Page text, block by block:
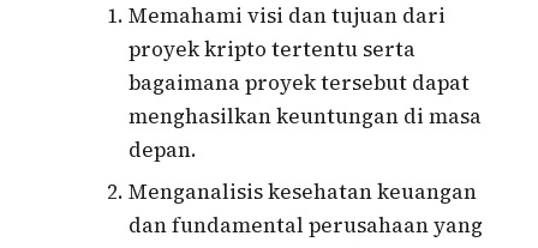
Memahami visi dan tujuan dari
proyek kripto tertentu serta
bagaimana proyek tersebut dapat
menghasilkan keuntungan di masa
depan.
Menganalisis kesehatan keuangan
dan fundamental perusahaan yang